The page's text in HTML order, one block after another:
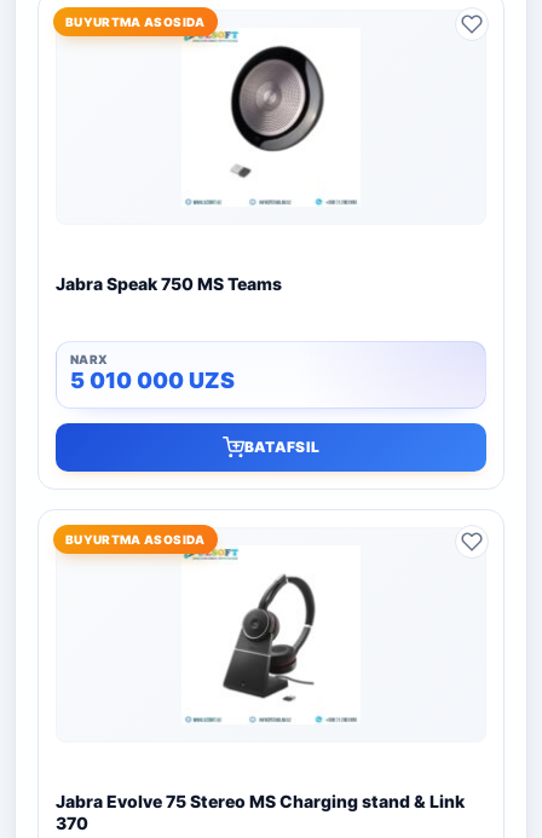
BUYURTMA ASOSIDA
Jabra Speak 750 MS Teams
5 010 000UZS
BATAFSIL
BUYURTMA ASOSIDA
Jabra Evolve 75 Stereo MS Charging stand & Link
370